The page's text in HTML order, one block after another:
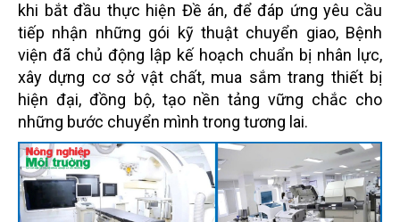
khi bắt đầu thực hiện Đề án, để đáp ứng yêu cầu
tiếp nhận những gói kỹ thuật chuyển giao, Bệnh
viện đã chủ động lập kế hoạch chuẩn bị nhân lực,
xây dựng cơ sở vật chất, mua sắm trang thiết bị
hiện đại, đồng bộ, tạo nền tảng vững chắc cho
những bước chuyển mình trong tương lai.